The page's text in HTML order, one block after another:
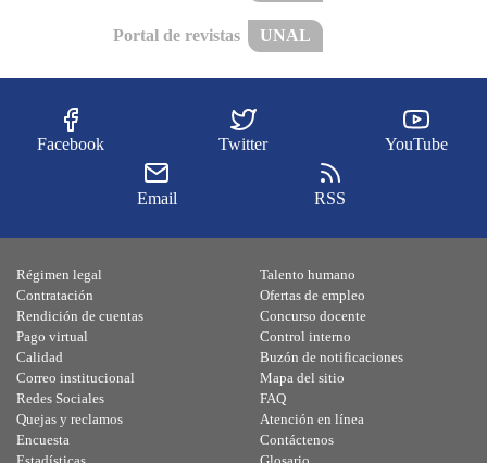
Portal de revistas UNAL
Facebook Twitter YouTube
Email RSS
Régimen legal
Contratación
Rendición de cuentas
Pago virtual
Calidad
Talento humano
Ofertas de empleo
Concurso docente
Control interno
Buzón de notificaciones
Correo institucional
Redes Sociales
Quejas y reclamos
Encuesta
Mapa del sitio
FAQ
Atención en línea
Contáctenos